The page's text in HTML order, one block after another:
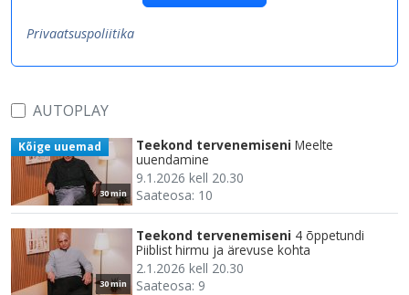
Privaatsuspoliitika
AUTOPLAY
30 min
Kõige uuemad Teekond tervenemiseni Meelte
uuendamine
9.1.2026 kell 20.30
Saateosa: 10
30 min
Teekond tervenemiseni 4 õppetundi
Piiblist hirmu ja ärevuse kohta
2.1.2026 kell 20.30
Saateosa: 9